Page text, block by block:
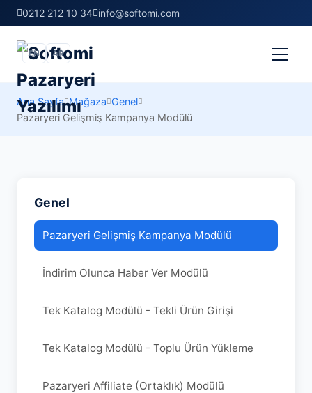
0212 212 10 34 info@softomi.com
EN AR
Ana Sayfa Mağaza Genel
Pazaryeri Gelişmiş Kampanya Modülü
Genel
Pazaryeri Gelişmiş Kampanya Modülü
İndirim Olunca Haber Ver Modülü
Tek Katalog Modülü - Tekli Ürün Girişi
Tek Katalog Modülü - Toplu Ürün Yükleme
Pazaryeri Affiliate (Ortaklık) Modülü